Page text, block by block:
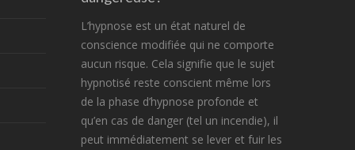
L’hypnose est un état naturel de
conscience modifiée qui ne comporte
aucun risque. Cela signifie que le sujet
hypnotisé reste conscient même lors
de la phase d’hypnose profonde et
qu’en cas de danger (tel un incendie), il
peut immédiatement se lever et fuir les